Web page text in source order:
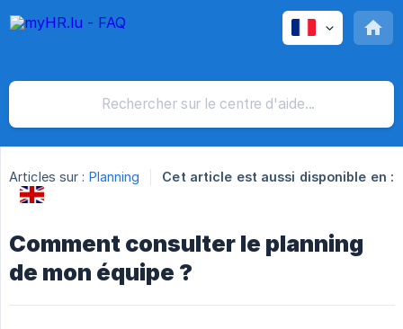
Articles sur : Planning Cet article est aussi disponible en :
Comment consulter le planning
de mon équipe ?